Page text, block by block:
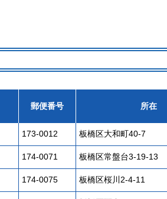
郵便番号 所在
173-0012 板橋区大和町40-7
174-0071 板橋区常盤台3-19-13
174-0075 板橋区桜川2-4-11